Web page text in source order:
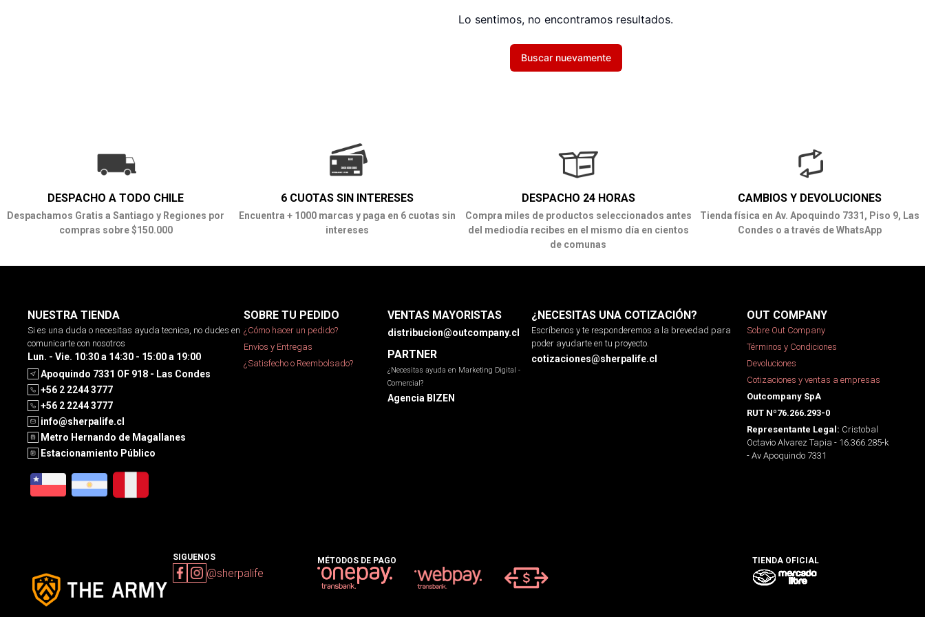
Lo sentimos, no encontramos resultados.
Buscar nuevamente
DESPACHO A TODO CHILE
Despachamos Gratis a Santiago y Regiones por
compras sobre $150.000
6 CUOTAS SIN INTERESES
Encuentra + 1000 marcas y paga en 6 cuotas sin
intereses
DESPACHO 24 HORAS
Compra miles de productos seleccionados antes
del mediodía recibes en el mismo día en cientos
de comunas
CAMBIOS Y DEVOLUCIONES
Tienda física en Av. Apoquindo 7331, Piso 9, Las
Condes o a través de WhatsApp
NUESTRA TIENDA
Si es una duda o necesitas ayuda tecnica, no dudes en
comunicarte con nosotros
Lun. - Vie. 10:30 a 14:30 - 15:00 a 19:00
Apoquindo 7331 OF 918 - Las Condes
+56 2 2244 3777
+56 2 2244 3777
info@sherpalife.cl
Metro Hernando de Magallanes
Estacionamiento Público
SOBRE TU PEDIDO
¿Cómo hacer un pedido?
Envíos y Entregas
¿Satisfecho o Reembolsado?
VENTAS MAYORISTAS
distribucion@outcompany.cl
PARTNER
¿Necesitas ayuda en Marketing Digital -
Comercial?
Agencia BIZEN
¿NECESITAS UNA COTIZACIÓN?
Escríbenos y te responderemos a la brevedad para
poder ayudarte en tu proyecto.
cotizaciones@sherpalife.cl
OUT COMPANY
Sobre Out Company
Términos y Condiciones
Devoluciones
Cotizaciones y ventas a empresas
Outcompany SpA
RUT Nº76.266.293-0
Representante Legal: Cristobal
Octavio Alvarez Tapia - 16.366.285-k
- Av Apoquindo 7331
SIGUENOS
@sherpalife
MÉTODOS DE PAGO TIENDA OFICIAL